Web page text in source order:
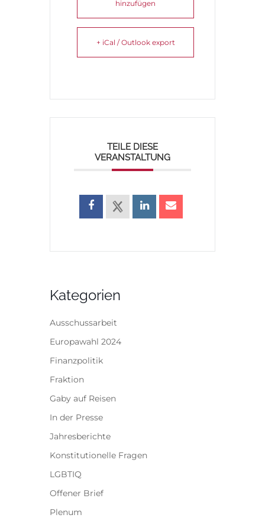
hinzufügen
+ iCal / Outlook export
TEILE DIESE
VERANSTALTUNG
Kategorien
Ausschussarbeit
Europawahl 2024
Finanzpolitik
Fraktion
Gaby auf Reisen
In der Presse
Jahresberichte
Konstitutionelle Fragen
LGBTIQ
Offener Brief
Plenum